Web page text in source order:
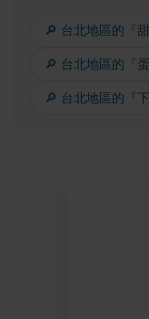
🔎 台北地區的『
🔎 台北地區的『
🔎 台北地區的『